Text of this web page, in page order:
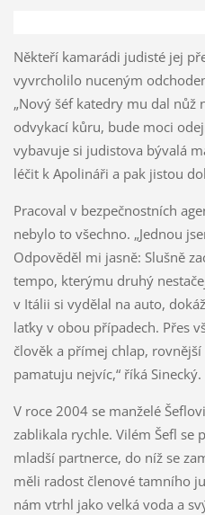
Někteří kamarádi judisté jej
vyvrcholilo nuceným
„Nový šéf katedry mu dal nůž
odvykací kůru, bude moci
vybavuje si judistova bývalá
léčit k Apolináři a pak jistou
Pracoval v bezpečnostních
nebylo to všechno. „Jednou
Odpověděl mi jasně: Slušně
tempo, kterýmu druhý
v Itálii si vydělal na auto,
laťky v obou případech. Přes
člověk a přímej chlap,
pamatuju nejvíc,“ říká Sinecký.
V roce 2004 se manželé
zablikala rychle. Vilém Šefl se
mladší partnerce, do níž se
měli radost členové tamního
nám vtrhl jako velká voda a